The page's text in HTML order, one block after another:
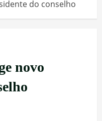
do conselho
novo